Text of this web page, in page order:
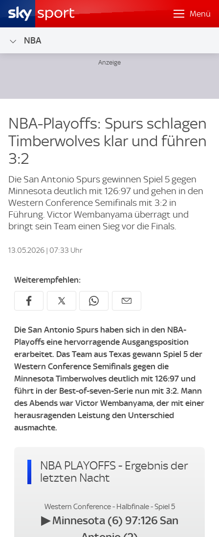
Menü
NBA
NBA-Playoffs: Spurs schlagen
Timberwolves klar und führen
3:2
Die San Antonio Spurs gewinnen Spiel 5 gegen
Minnesota deutlich mit 126:97 und gehen in den
Western Conference Semifinals mit 3:2 in
Führung. Victor Wembanyama überragt und
bringt sein Team einen Sieg vor die Finals.
13.05.2026 | 07:33 Uhr
Weiterempfehlen:
Die San Antonio Spurs haben sich in den NBA-
Playoffs eine hervorragende Ausgangsposition
erarbeitet. Das Team aus Texas gewann Spiel 5 der
Western Conference Semifinals gegen die
Minnesota Timberwolves deutlich mit 126:97 und
führt in der Best-of-seven-Serie nun mit 3:2. Mann
des Abends war Victor Wembanyama, der mit einer
herausragenden Leistung den Unterschied
ausmachte.
NBA PLAYOFFS - Ergebnis der
letzten Nacht
Western Conference - Halbfinale - Spiel 5
▶Minnesota (6) 97:126 San